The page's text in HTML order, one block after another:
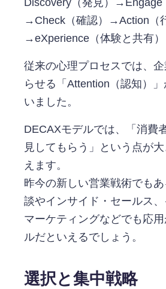
Discovery（発見）→Engage
→Check（確認）→Action（
→eXperience（体験と共有）
従来の心理プロセスでは、
らせる「Attention（認知）
いました。
DECAXモデルでは、「消費
見してもらう」という点が
えます。
昨今の新しい営業戦術でも
談やインサイド・セールス、
マーケティングなどでも応
ルだといえるでしょう。
選択と集中戦略